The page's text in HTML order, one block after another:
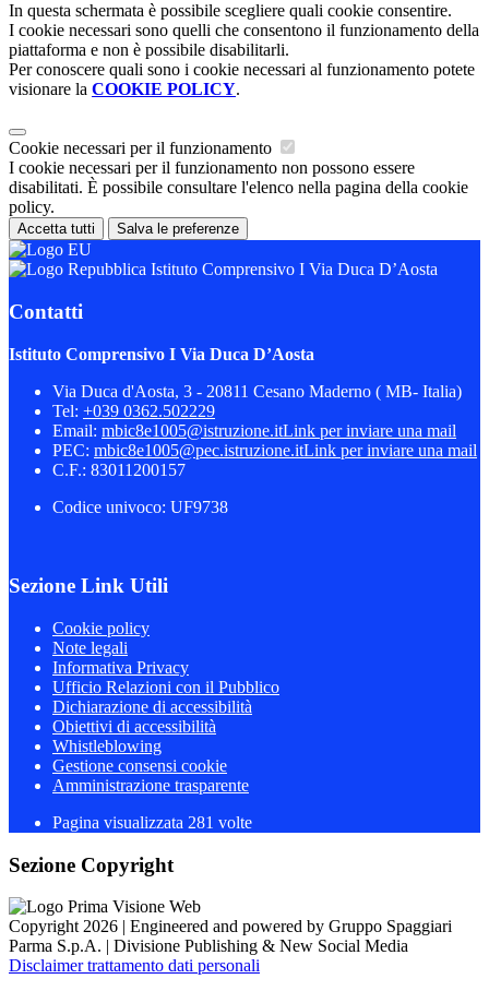
In questa schermata è possibile scegliere quali cookie consentire.
I cookie necessari sono quelli che consentono il funzionamento della
piattaforma e non è possibile disabilitarli.
Per conoscere quali sono i cookie necessari al funzionamento potete
visionare la COOKIE POLICY.
Cookie necessari per il funzionamento
I cookie necessari per il funzionamento non possono essere
disabilitati. È possibile consultare l'elenco nella pagina della cookie
policy.
Accetta tutti Salva le preferenze
Istituto Comprensivo I Via Duca D’Aosta
Contatti
Istituto Comprensivo I Via Duca D’Aosta
Via Duca d'Aosta, 3 - 20811 Cesano Maderno ( MB- Italia)
Tel: +039 0362.502229
Email: mbic8e1005@istruzione.itLink per inviare una mail
PEC: mbic8e1005@pec.istruzione.itLink per inviare una mail
C.F.: 83011200157
Codice univoco: UF9738
Sezione Link Utili
Cookie policy
Note legali
Informativa Privacy
Ufficio Relazioni con il Pubblico
Dichiarazione di accessibilità
Obiettivi di accessibilità
Whistleblowing
Gestione consensi cookie
Amministrazione trasparente
Pagina visualizzata 281 volte
Sezione Copyright
Copyright 2026 | Engineered and powered by Gruppo Spaggiari
Parma S.p.A. | Divisione Publishing & New Social Media
Disclaimer trattamento dati personali